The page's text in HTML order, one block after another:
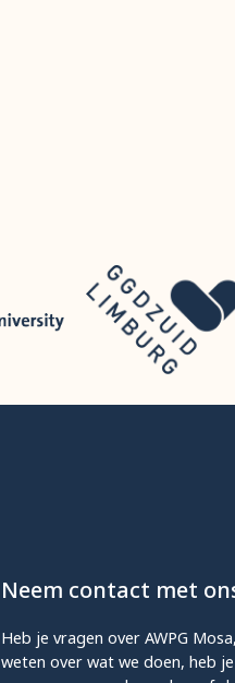
Neem contact met
Heb je vragen over AWPG
weten over wat we doen, heb